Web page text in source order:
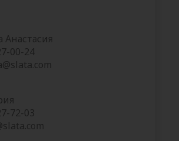
Анастасия
00-24
72-03